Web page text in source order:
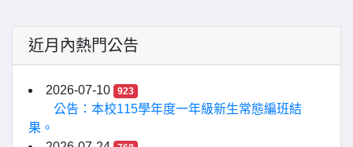
近月內熱門公告
2026-07-10 923
公告：本校115學年度一年級新生常態編班結
果。